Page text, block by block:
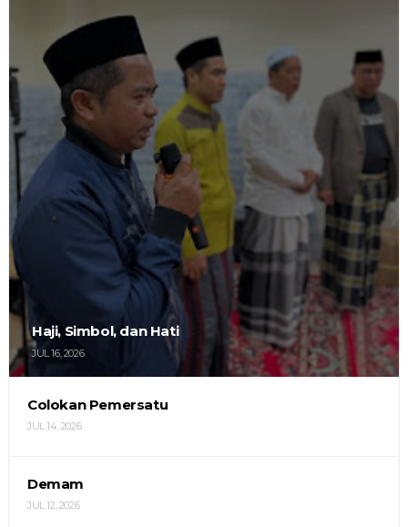
Haji, Simbol, dan Hati
JUL 16, 2026
Colokan Pemersatu
JUL 14, 2026
Demam
JUL 12, 2026